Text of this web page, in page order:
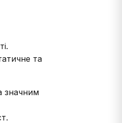
та
значним